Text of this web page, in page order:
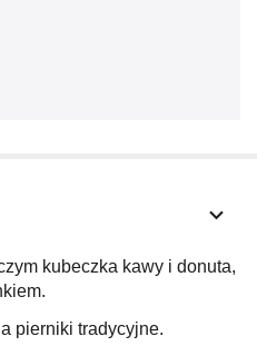
kubeczka kawy i donuta,
pierniki tradycyjne.